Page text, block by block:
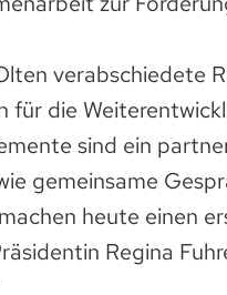
verabschiedete
für die
sind ein
gemeinsame
heute einen
Regina